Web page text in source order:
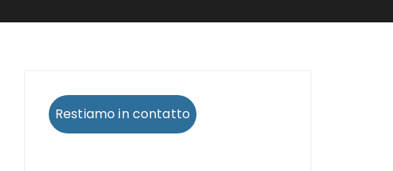
Restiamo in contatto